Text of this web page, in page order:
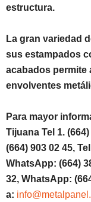
estructura.
La gran variedad
sus estampados
acabados permite
envolventes
Para mayor
Tijuana Tel 1.
(664) 903 02 45,
WhatsApp: (664)
32, WhatsApp:
a: